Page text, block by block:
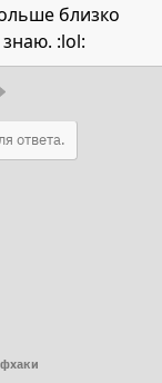
близко
:lol:
ответа.
почта